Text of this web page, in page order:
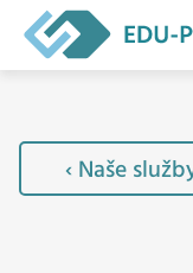
‹ Naše